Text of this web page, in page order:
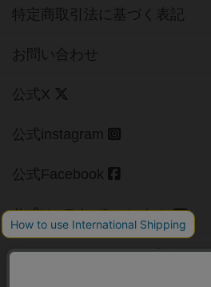
特定商取引法に基づく表記
お問い合わせ
公式X
公式instagram
公式Facebook
公式YouTubeチャンネル
Copyright (c)